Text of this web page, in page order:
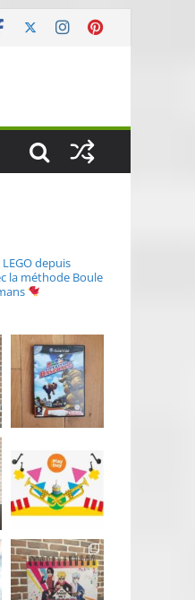
depuis
la méthode Boule